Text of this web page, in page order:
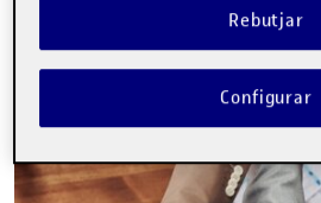
Rebutjar
Configurar